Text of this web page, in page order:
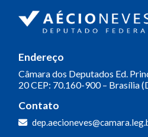
Endereço
Câmara dos Deputados Ed.
20CEP: 70.160-900 – Brasília
Contato